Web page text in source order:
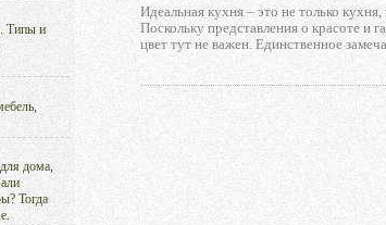
Типы и
дома,
Тогда
Идеальная кухня – это не только
Поскольку представления о красоте и
цвет тут не важен. Единственное